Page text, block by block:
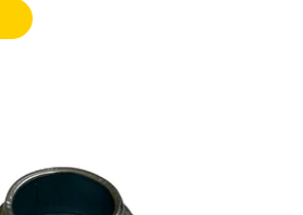
y protección de